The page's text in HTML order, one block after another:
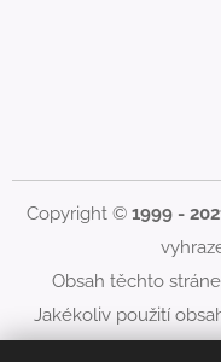
Copyright © 1999 -
Obsah těchto
Jakékoliv použití